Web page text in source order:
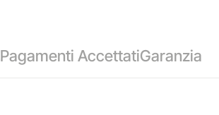
Pagamenti AccettatiGaranzia